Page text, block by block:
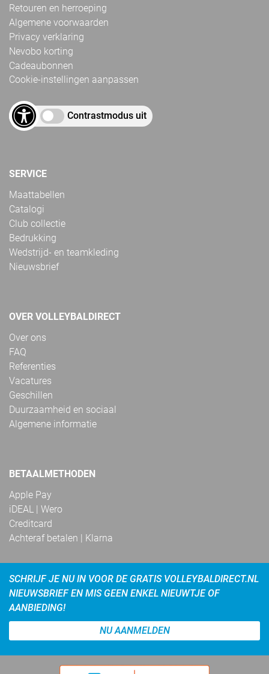
Retouren en herroeping
Algemene voorwaarden
Privacy verklaring
Nevobo korting
Cadeaubonnen
Cookie-instellingen aanpassen
Contrastmodus uit
SERVICE
Maattabellen
Catalogi
Club collectie
Bedrukking
Wedstrijd- en teamkleding
Nieuwsbrief
OVER VOLLEYBALDIRECT
Over ons
FAQ
Referenties
Vacatures
Geschillen
Duurzaamheid en sociaal
Algemene informatie
BETAALMETHODEN
Apple Pay
iDEAL | Wero
Creditcard
Achteraf betalen | Klarna
SCHRIJF JE NU IN VOOR DE GRATIS VOLLEYBALDIRECT.NL
NIEUWSBRIEF EN MIS GEEN ENKEL NIEUWTJE OF
AANBIEDING!
NU AANMELDEN